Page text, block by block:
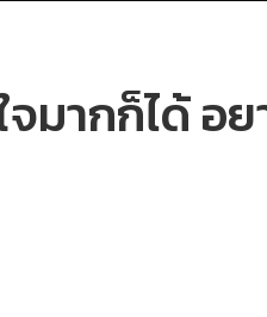
จมากก็ได้​ อ